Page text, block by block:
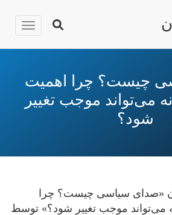
چیست؟ چرا اهمیت
می‌تواند موجب تغییر
شود؟
«صدای سیاسی چیست؟ چرا
می‌تواند موجب تغییر شود؟» توسط